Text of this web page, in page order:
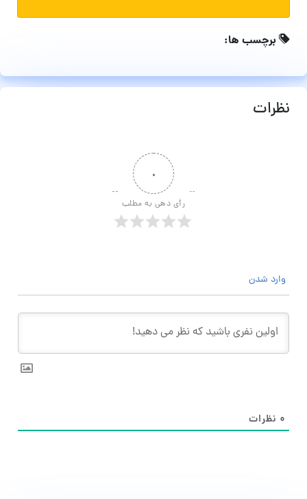
برچسب ها:
نظرات
۰
رأی دهی به مطلب
وارد شدن
۰ نظرات